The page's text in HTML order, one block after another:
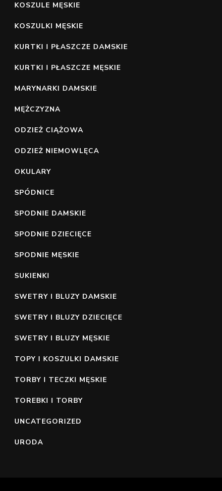
KOSZULE MĘSKIE
KOSZULKI MĘSKIE
KURTKI I PŁASZCZE DAMSKIE
KURTKI I PŁASZCZE MĘSKIE
MARYNARKI DAMSKIE
MĘŻCZYZNA
ODZIEŻ CIĄŻOWA
ODZIEŻ NIEMOWLĘCA
OKULARY
SPÓDNICE
SPODNIE DAMSKIE
SPODNIE DZIECIĘCE
SPODNIE MĘSKIE
SUKIENKI
SWETRY I BLUZY DAMSKIE
SWETRY I BLUZY DZIECIĘCE
SWETRY I BLUZY MĘSKIE
TOPY I KOSZULKI DAMSKIE
TORBY I TECZKI MĘSKIE
TOREBKI I TORBY
UNCATEGORIZED
URODA